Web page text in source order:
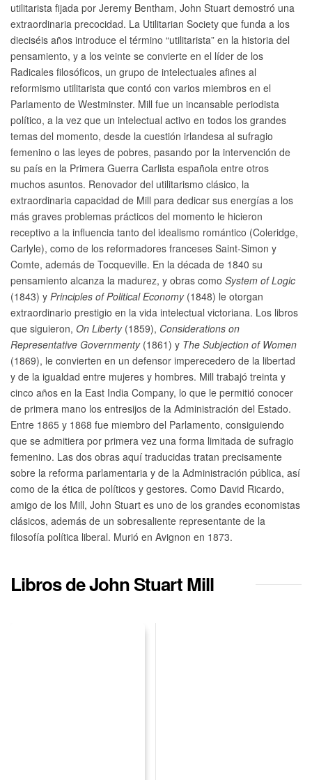
utilitarista fijada por Jeremy Bentham, John Stuart demostró una
extraordinaria precocidad. La Utilitarian Society que funda a los
dieciséis años introduce el término “utilitarista” en la historia del
pensamiento, y a los veinte se convierte en el líder de los
Radicales filosóficos, un grupo de intelectuales afines al
reformismo utilitarista que contó con varios miembros en el
Parlamento de Westminster. Mill fue un incansable periodista
político, a la vez que un intelectual activo en todos los grandes
temas del momento, desde la cuestión irlandesa al sufragio
femenino o las leyes de pobres, pasando por la intervención de
su país en la Primera Guerra Carlista española entre otros
muchos asuntos. Renovador del utilitarismo clásico, la
extraordinaria capacidad de Mill para dedicar sus energías a los
más graves problemas prácticos del momento le hicieron
receptivo a la influencia tanto del idealismo romántico (Coleridge,
Carlyle), como de los reformadores franceses Saint-Simon y
Comte, además de Tocqueville. En la década de 1840 su
pensamiento alcanza la madurez, y obras como System of Logic
(1843) y Principles of Political Economy(1848) le otorgan
extraordinario prestigio en la vida intelectual victoriana. Los libros
que siguieron, On Liberty(1859), Considerations on
Representative Governmenty(1861) y The Subjection of Women
(1869), le convierten en un defensor imperecedero de la libertad
y de la igualdad entre mujeres y hombres. Mill trabajó treinta y
cinco años en la East India Company, lo que le permitió conocer
de primera mano los entresijos de la Administración del Estado.
Entre 1865 y 1868 fue miembro del Parlamento, consiguiendo
que se admitiera por primera vez una forma limitada de sufragio
femenino. Las dos obras aquí traducidas tratan precisamente
sobre la reforma parlamentaria y de la Administración pública, así
como de la ética de políticos y gestores. Como David Ricardo,
amigo de los Mill, John Stuart es uno de los grandes economistas
clásicos, además de un sobresaliente representante de la
filosofía política liberal. Murió en Avignon en 1873.
Libros de John Stuart Mill